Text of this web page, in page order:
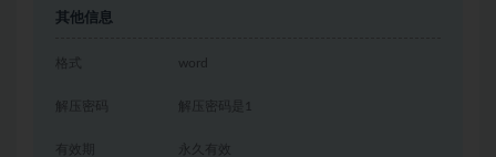
其他信息
格式 word
解压密码是1
有效期 永久有效